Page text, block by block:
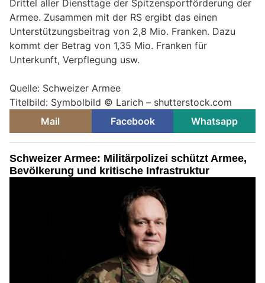
Drittel aller Diensttage der Spitzensportförderung der
Armee. Zusammen mit der RS ergibt das einen
Unterstützungsbeitrag von 2,8 Mio. Franken. Dazu
kommt der Betrag von 1,35 Mio. Franken für
Unterkunft, Verpflegung usw.
Quelle: Schweizer Armee
Titelbild: Symbolbild © Larich – shutterstock.com
Mail
Facebook Whatsapp
Schweizer Armee: Militärpolizei schützt Armee,
Bevölkerung und kritische Infrastruktur